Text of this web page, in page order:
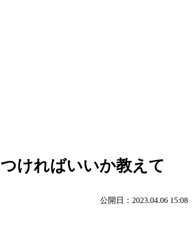
ければいいか教えて
公開日：2023.04.06 15:08